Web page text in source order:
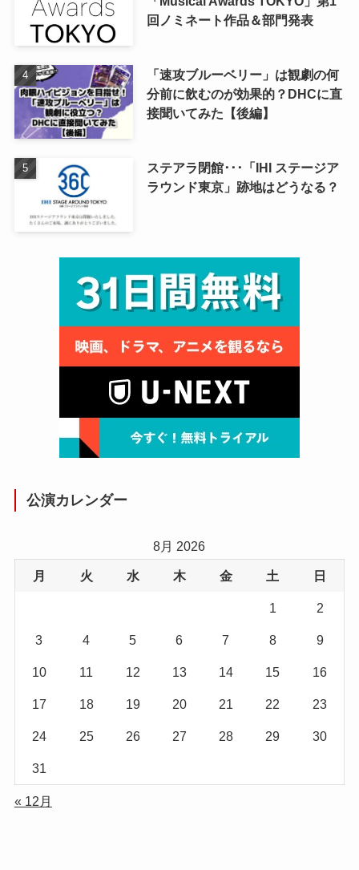
回ノミネート作品＆部門発表
「速攻ブルーベリー」は観劇の何
分前に飲むのが効果的？DHCに直
接聞いてみた【後編】
ステアラ閉館･･･「IHI ステージア
ラウンド東京」跡地はどうなる？
公演カレンダー
8月 2026
月 火 水 木 金 土 日
1 2
3 4 5 6 7 8 9
10 11 12 13 14 15 16
17 18 19 20 21 22 23
24 25 26 27 28 29 30
31
« 12月